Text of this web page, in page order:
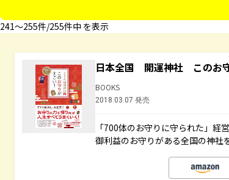
241〜255件/255件中 を表示
日本全国 開運神社 このお
BOOKS
2018.03.07 発売
「700体のお守りに守られた」
御利益のお守りがある全国の神社